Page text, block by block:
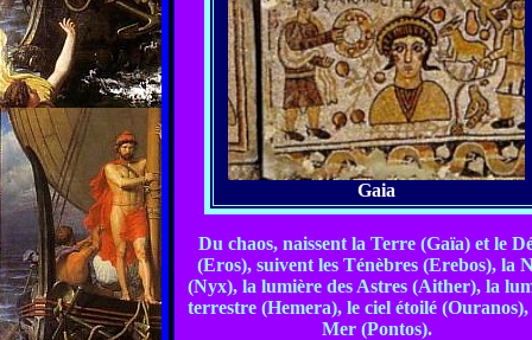
Gaia
Du chaos, naissent la Terre (Gaïa) et le
(Eros), suivent les Ténèbres (Erebos), la
(Nyx), la lumière des Astres (Aither), la
terrestre (Hemera), le ciel étoilé (Ouranos),
Mer (Pontos).